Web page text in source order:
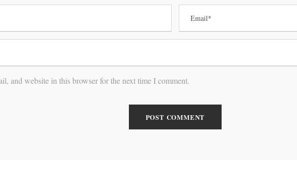
and website in this browser for the next time I comment.